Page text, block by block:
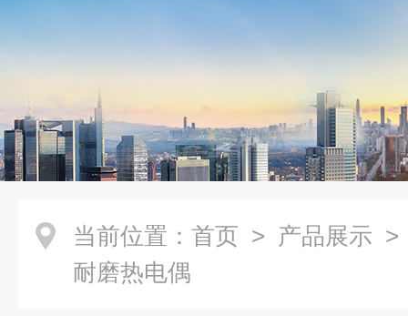
当前位置： 首页 > 产品展示
耐磨热电偶